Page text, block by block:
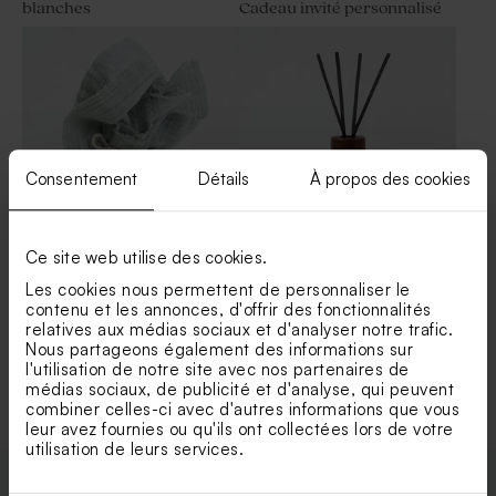
Consentement Détails À propos des cookies
Ce site web utilise des cookies.
Les cookies nous permettent de personnaliser le
contenu et les annonces, d'offrir des fonctionnalités
relatives aux médias sociaux et d'analyser notre trafic.
Nous partageons également des informations sur
l'utilisation de notre site avec nos partenaires de
médias sociaux, de publicité et d'analyse, qui peuvent
combiner celles-ci avec d'autres informations que vous
leur avez fournies ou qu'ils ont collectées lors de votre
utilisation de leurs services.
blanches
Cadeau invité personnalisé
Etiquette plexi ronde -
Cadeau invité
Diffuseur de parfum en
verre
Voir +